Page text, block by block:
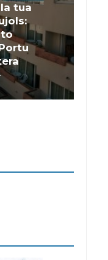
tua